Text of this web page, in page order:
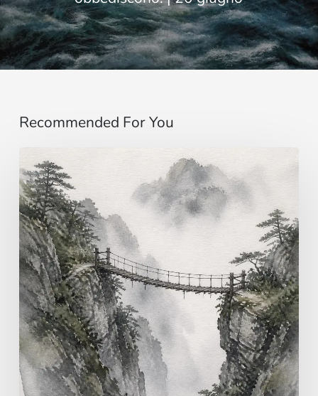
Recommended For You
Immaginare
…
al
di
là
dei
sensi
|
Vangelo
del
giorno,